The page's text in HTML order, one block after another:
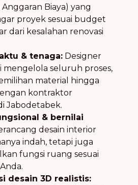
Biaya) yang
proyek sesuai budget
dari kesalahan renovasi
& tenaga: Designer
mengelola seluruh proses,
material hingga
kontraktor
Jabodetabek.
& bernilai
desain interior
indah, tetapi juga
fungsi ruang sesuai
desain 3D realistis: